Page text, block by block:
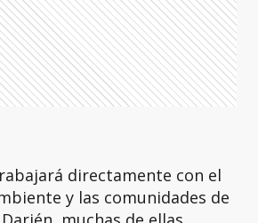
directamente con el
y las comunidades de